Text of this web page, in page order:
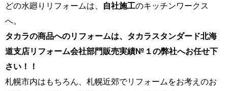
どの水廻りリフォームは、 自社施工のキッチンワークス
へ。
タカラの商品へのリフォームは、タカラスタンダード北海
道支店リフォーム会社部門販売実績№１の弊社へお任せ下
さい！！
札幌市内はもちろん、札幌近郊でリフォームをお考えのお